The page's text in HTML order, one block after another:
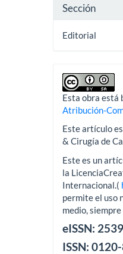
Sección
Editorial
Esta obra está
Atribución-
Este artículo
& Cirugía de
Este es un
la
Internacional.(
permite el uso
medio,
eISSN:
ISSN: